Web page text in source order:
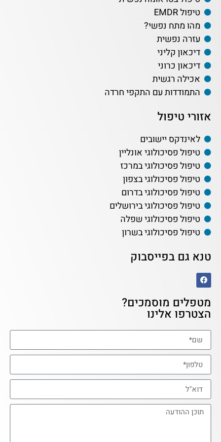
טיפול EMDR
מהו מתח נפשי?
עזרה נפשית
דיכאון קליני
דיכאון כרוני
אכילה רגשית
התמודדות עם התקפי חרדה
אזורי טיפול
לאינדקס יישובים
טיפול פסיכולוגי אונליין
טיפול פסיכולוגי במרכז
טיפול פסיכולוגי בצפון
טיפול פסיכולוגי בדרום
טיפול פסיכולוגי בירושלים
טיפול פסיכולוגי שפלה
טיפול פסיכולוגי בשרון
טנא גם בפייסבוק
מטפלים מוסמכים?
הצטרפו אלינו